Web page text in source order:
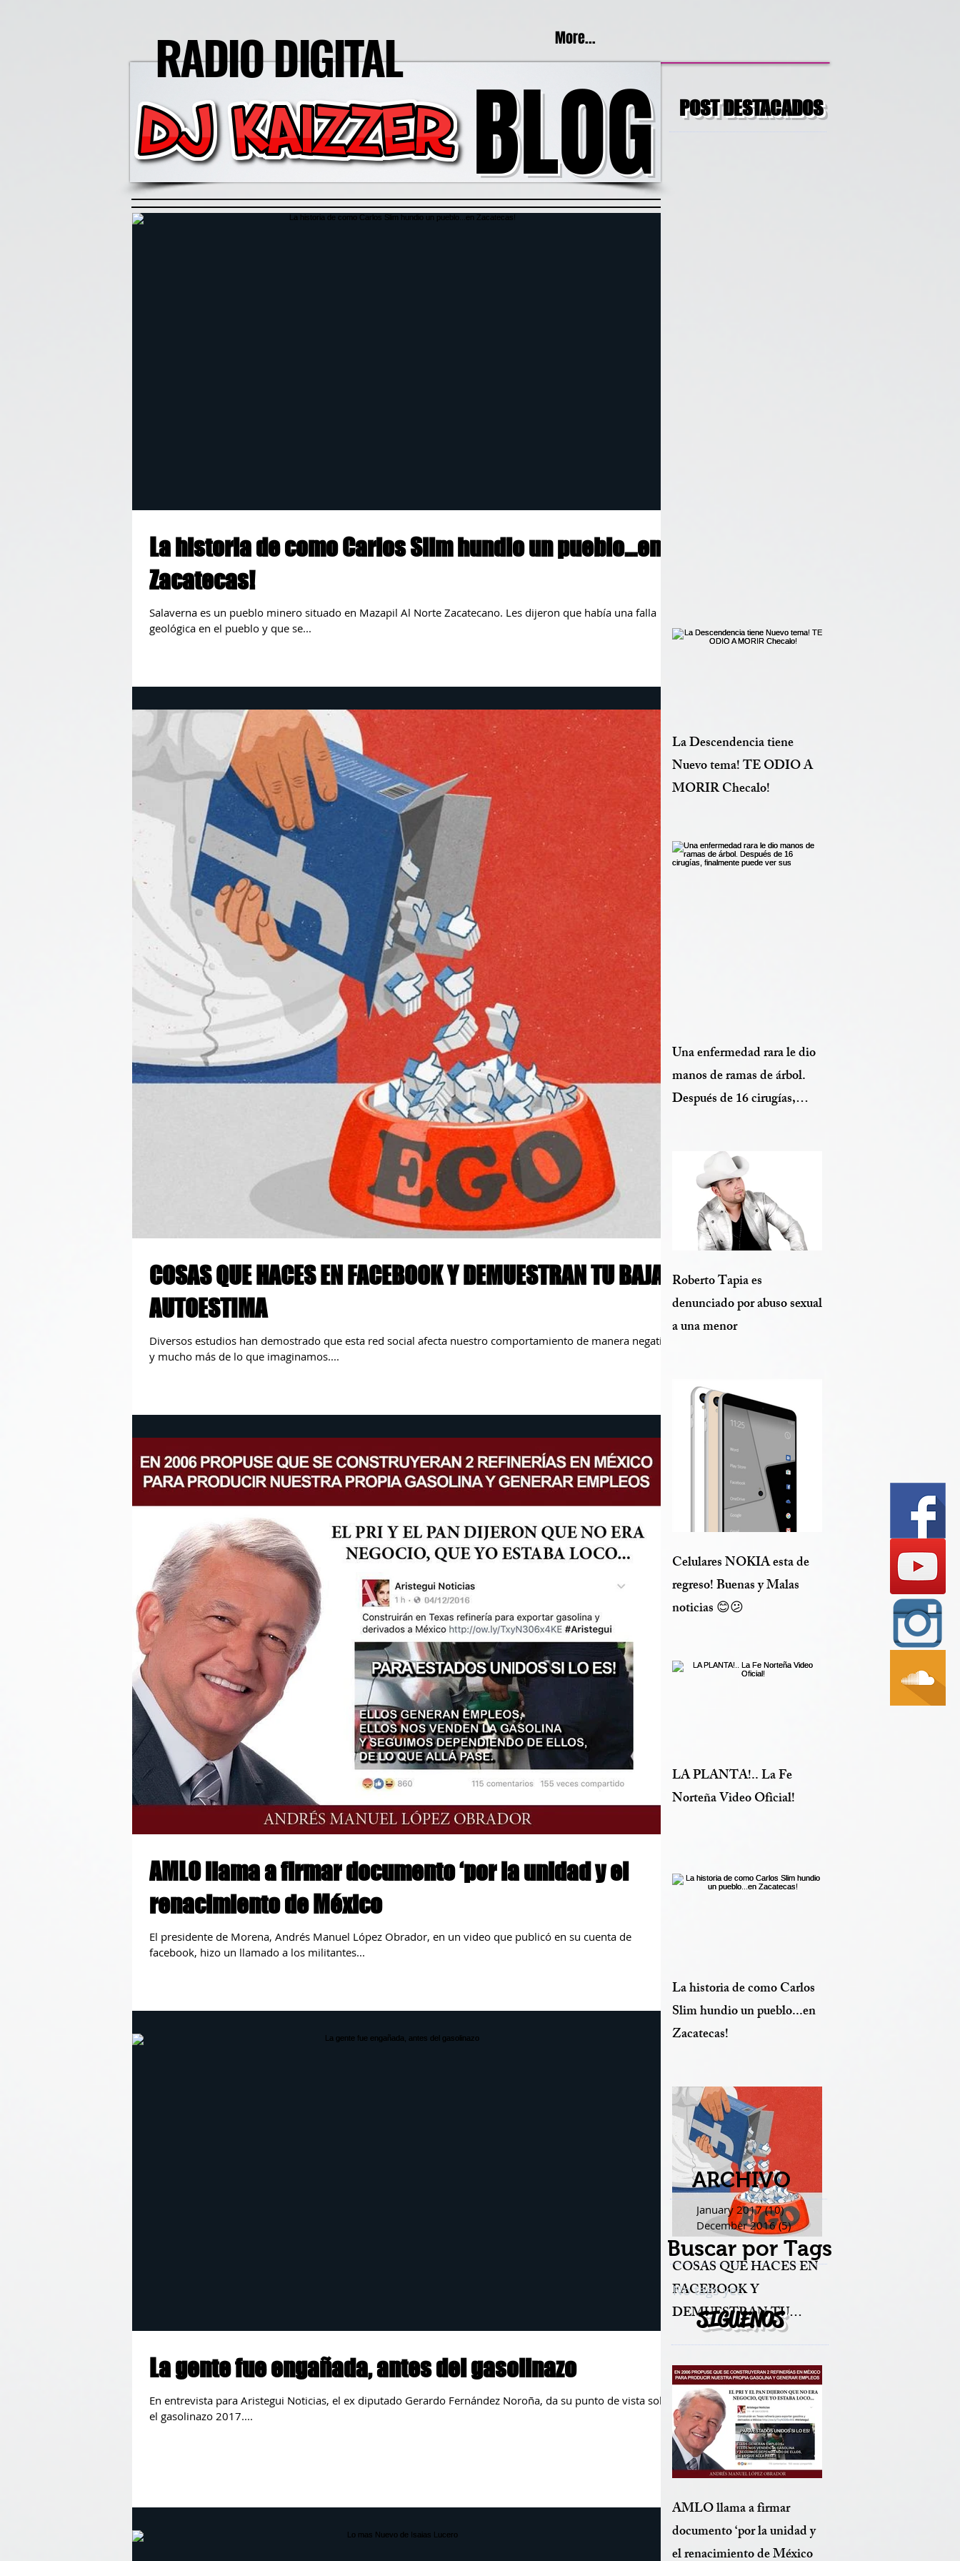
More...
BLOG
La historia de como Carlos Slim hundio un pueblo...en
Zacatecas!
Salaverna es un pueblo minero situado en Mazapil Al Norte Zacatecano. Les dijeron que había una falla
geológica en el pueblo y que se...
COSAS QUE HACES EN FACEBOOK Y DEMUESTRAN TU BAJA
AUTOESTIMA
Diversos estudios han demostrado que esta red social afecta nuestro comportamiento de manera negativa
y mucho más de lo que imaginamos....
AMLO llama a firmar documento ‘por la unidad y el
renacimiento de México
El presidente de Morena, Andrés Manuel López Obrador, en un video que publicó en su cuenta de
facebook, hizo un llamado a los militantes...
La gente fue engañada, antes del gasolinazo
En entrevista para Aristegui Noticias, el ex diputado Gerardo Fernández Noroña, da su punto de vista sobre
el gasolinazo 2017....
POST DESTACADOS
La Descendencia tiene
Nuevo tema! TE ODIO A
MORIR Checalo!
Una enfermedad rara le dio
manos de ramas de árbol.
Después de 16 cirugías,
Roberto Tapia es
denunciado por abuso sexual
a una menor
Celulares NOKIA esta de
regreso! Buenas y Malas
noticias 😊😕
LA PLANTA!.. La Fe
Norteña Video Oficial!
La historia de como Carlos
Slim hundio un pueblo...en
Zacatecas!
COSAS QUE HACES EN
FACEBOOK Y
DEMUESTRAN TU
BAJA AUTOESTIMA
AMLO llama a firmar
documento ‘por la unidad y
el renacimiento de México
ARCHIVO
January 2017 (10)10 posts
December 2016 (5)5 posts
Buscar por Tags
No tags yet.
SIGUENOS
RADIO DIGITAL